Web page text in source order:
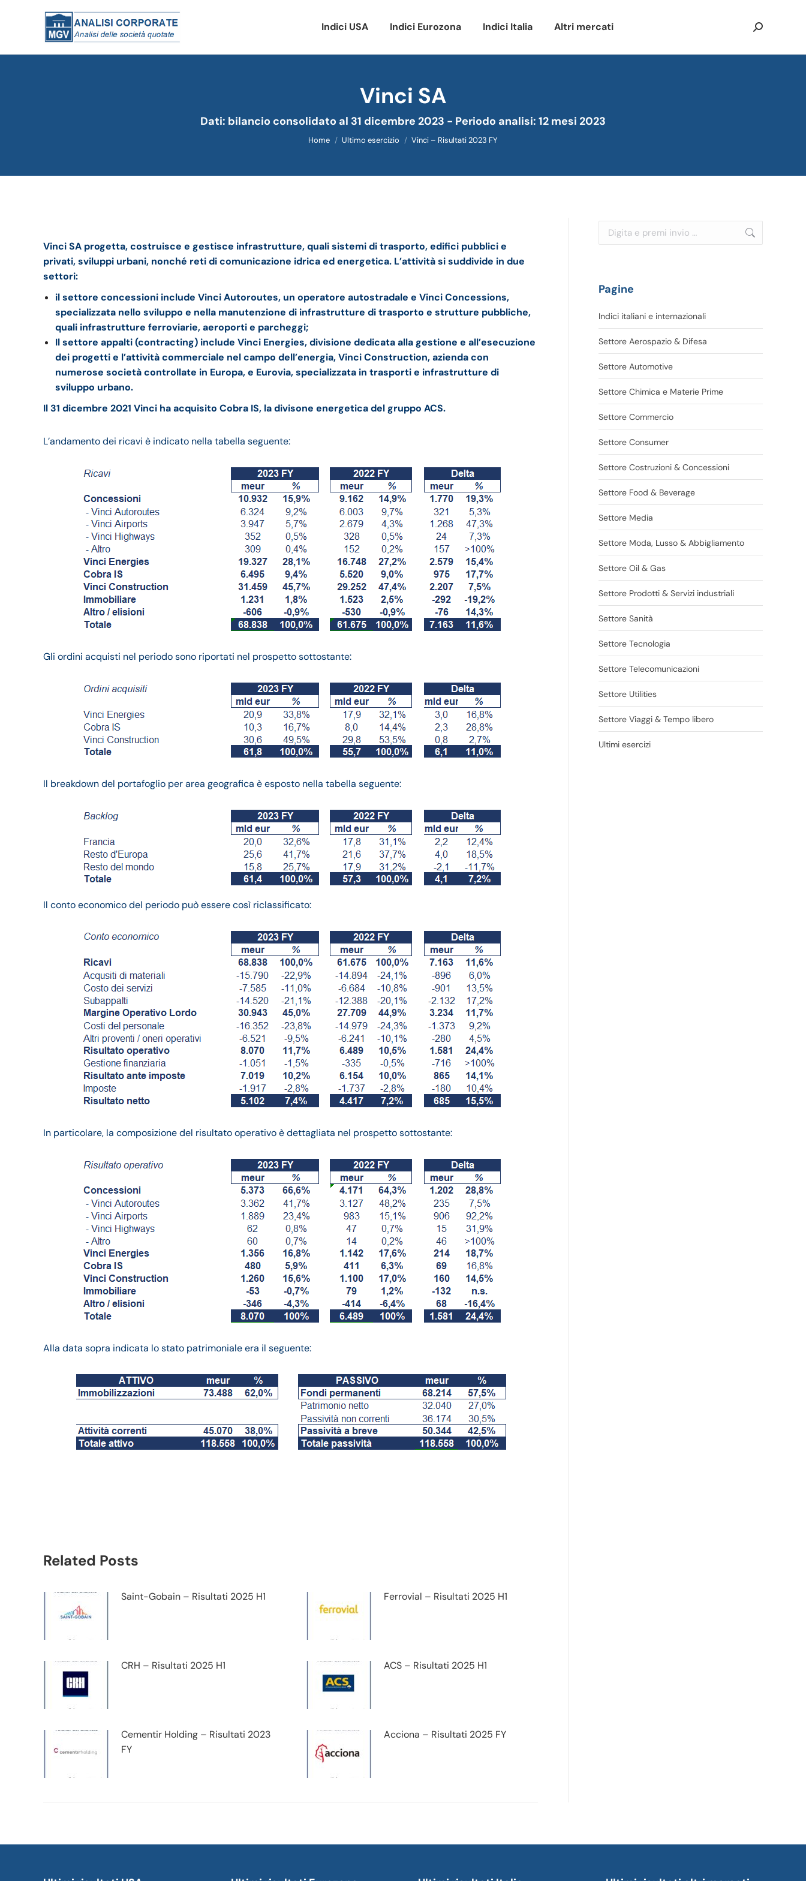
Indici USA Indici Eurozona Indici Italia Altri mercati Cerca:
Vinci SA
Dati: bilancio consolidato al 31 dicembre 2023 - Periodo analisi: 12 mesi 2023
Tu sei qui:
Home Ultimo esercizio Vinci – Risultati 2023 FY
Vinci SA progetta, costruisce e gestisce infrastrutture, quali sistemi di trasporto, edifici pubblici e
privati, sviluppi urbani, nonché reti di comunicazione idrica ed energetica. L’attività si suddivide in due
settori:
il settore concessioni include Vinci Autoroutes, un operatore autostradale e Vinci Concessions,
specializzata nello sviluppo e nella manutenzione di infrastrutture di trasporto e strutture pubbliche,
quali infrastrutture ferroviarie, aeroporti e parcheggi;
Il settore appalti (contracting) include Vinci Energies, divisione dedicata alla gestione e all’esecuzione
dei progetti e l’attività commerciale nel campo dell’energia, Vinci Construction, azienda con
numerose società controllate in Europa, e Eurovia, specializzata in trasporti e infrastrutture di
sviluppo urbano.
Il 31 dicembre 2021 Vinci ha acquisito Cobra IS, la divisone energetica del gruppo ACS.
L’andamento dei ricavi è indicato nella tabella seguente:
Gli ordini acquisti nel periodo sono riportati nel prospetto sottostante:
Il breakdown del portafoglio per area geografica è esposto nella tabella seguente:
Il conto economico del periodo può essere così riclassificato:
In particolare, la composizione del risultato operativo è dettagliata nel prospetto sottostante:
Alla data sopra indicata lo stato patrimoniale era il seguente:
Related Posts
Saint-Gobain – Risultati 2025 H1 Ferrovial – Risultati 2025 H1
CRH – Risultati 2025 H1 ACS – Risultati 2025 H1
Cementir Holding – Risultati 2023
FY
Acciona – Risultati 2025 FY
Cerca:
Pagine
Indici italiani e internazionali
Settore Aerospazio & Difesa
Settore Automotive
Settore Chimica e Materie Prime
Settore Commercio
Settore Consumer
Settore Costruzioni & Concessioni
Settore Food & Beverage
Settore Media
Settore Moda, Lusso & Abbigliamento
Settore Oil & Gas
Settore Prodotti & Servizi industriali
Settore Sanità
Settore Tecnologia
Settore Telecomunicazioni
Settore Utilities
Settore Viaggi & Tempo libero
Ultimi esercizi